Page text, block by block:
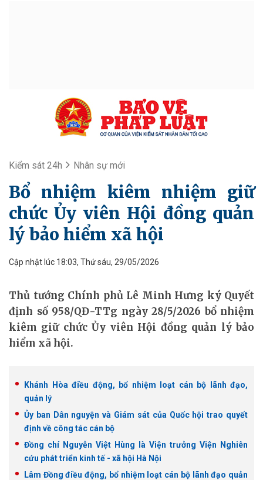
Kiểm sát 24h Nhân sự mới
Bổ nhiệm kiêm nhiệm giữ
chức Ủy viên Hội đồng quản
lý bảo hiểm xã hội
Cập nhật lúc 18:03, Thứ sáu, 29/05/2026
Thủ tướng Chính phủ Lê Minh Hưng ký Quyết
định số 958/QĐ-TTg ngày 28/5/2026 bổ nhiệm
kiêm giữ chức Ủy viên Hội đồng quản lý bảo
hiểm xã hội.
Khánh Hòa điều động, bổ nhiệm loạt cán bộ lãnh đạo,
quản lý
Ủy ban Dân nguyện và Giám sát của Quốc hội trao quyết
định về công tác cán bộ
Đồng chí Nguyễn Việt Hùng là Viện trưởng Viện Nghiên
cứu phát triển kinh tế - xã hội Hà Nội
Lâm Đồng điều động, bổ nhiệm loạt cán bộ lãnh đạo quản